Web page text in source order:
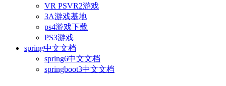
VR PSVR2游戏
3A游戏基地
ps4游戏下载
PS3游戏
spring中文文档
spring6中文文档
springboot3中文文档